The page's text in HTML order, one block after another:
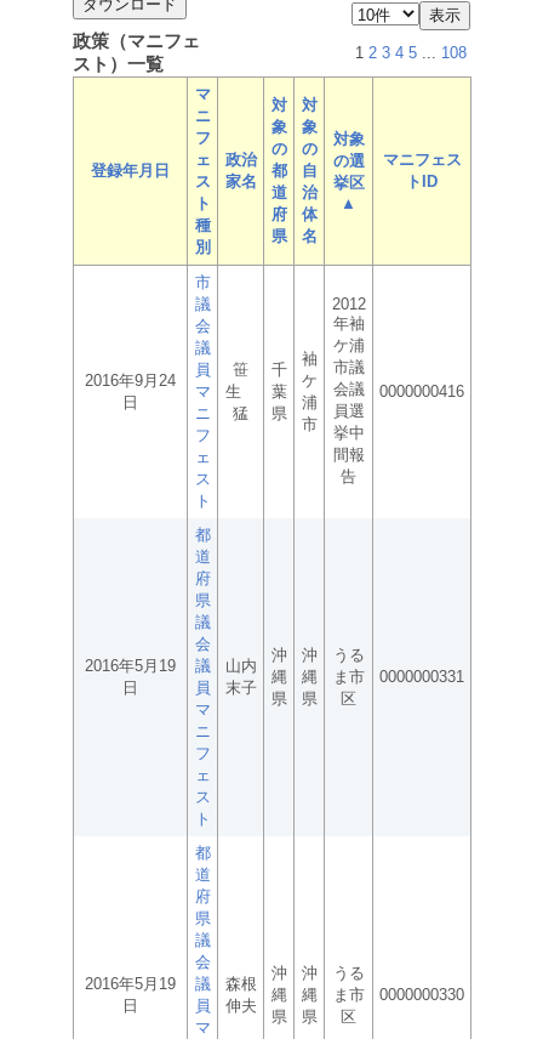
政策（マニフェ
スト）一覧
1 2 3 4 5 ... 108
登録年月日
マ
ニ
フ
ェ
ス
ト
種
別
政治
家名
対
象
の
都
道
府
県
対
象
の
自
治
体
名
対象
の選
挙区
▲
マニフェス
トID
2016年9月24
日
市
議
会
議
員
マ
ニ
フ
ェ
ス
ト
笹
生
猛
千
葉
県
袖
ケ
浦
市
2012
年袖
ケ浦
市議
会議
員選
挙中
間報
告
0000000416
2016年5月19
日
都
道
府
県
議
会
議
員
マ
ニ
フ
ェ
ス
ト
山内
末子
沖
縄
県
沖
縄
県
うる
ま市
区
0000000331
2016年5月19
日
都
道
府
県
議
会
議
員
マ
森根
伸夫
沖
縄
県
沖
縄
県
うる
ま市
区
0000000330